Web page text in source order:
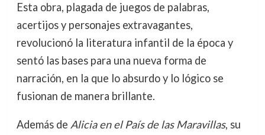
Esta obra, plagada de juegos de palabras,
acertijos y personajes extravagantes,
revolucionó la literatura infantil de la época y
sentó las bases para una nueva forma de
narración, en la que lo absurdo y lo lógico se
fusionan de manera brillante.
Además de Alicia en el País de las Maravillas, su